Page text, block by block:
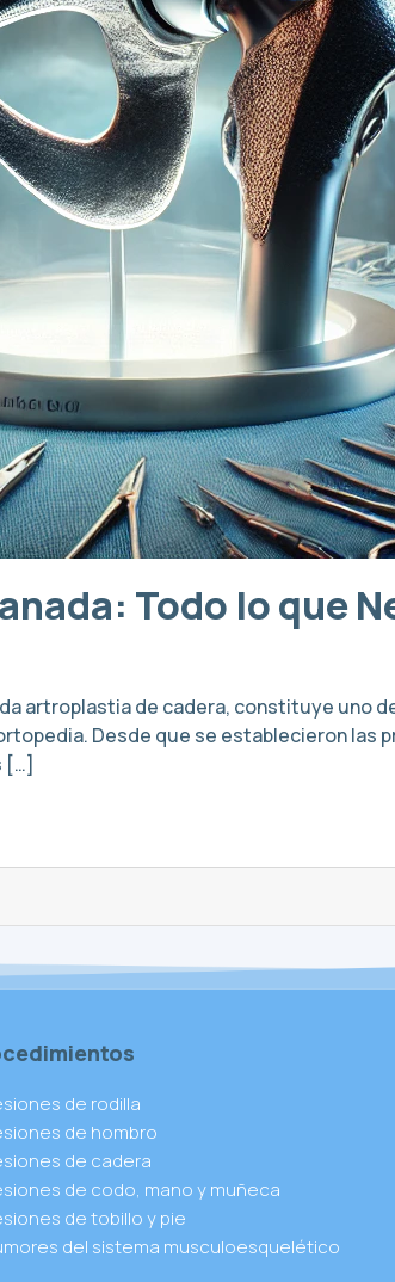
Todo lo que
artroplastia de cadera, constituye uno
Desde que se establecieron las
[…]
de rodilla
de hombro
de cadera
de codo, mano y muñeca
de tobillo y pie
del sistema musculoesquelético